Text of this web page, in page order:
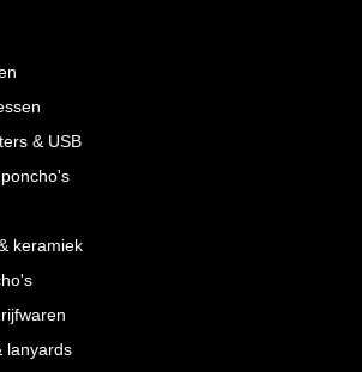
& USB
keramiek
lanyards